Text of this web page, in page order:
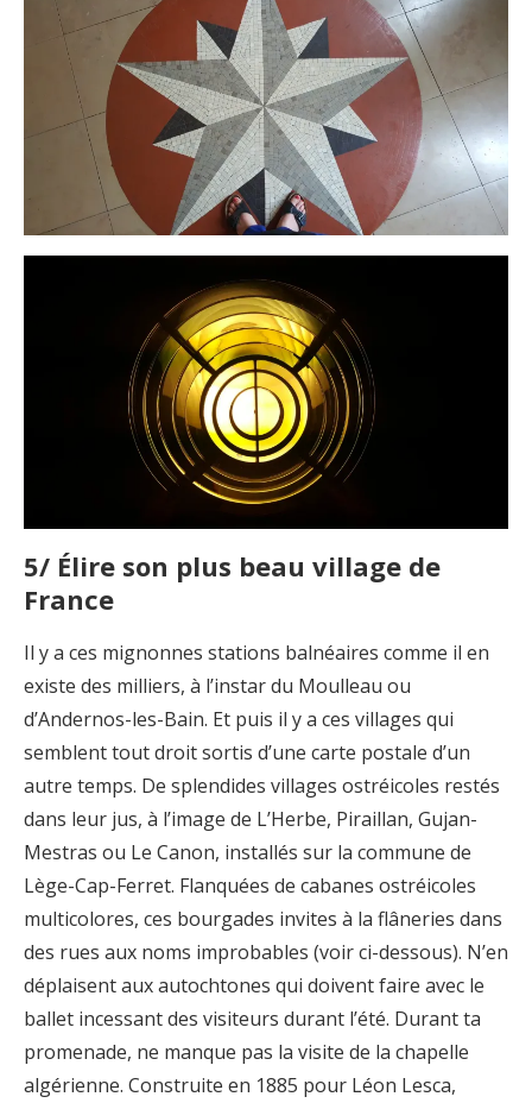
5/ Élire son plus beau village de
France
Il y a ces mignonnes stations balnéaires comme il en
existe des milliers, à l’instar du Moulleau ou
d’Andernos-les-Bain. Et puis il y a ces villages qui
semblent tout droit sortis d’une carte postale d’un
autre temps. De splendides villages ostréicoles restés
dans leur jus, à l’image de L’Herbe, Piraillan, Gujan-
Mestras ou Le Canon, installés sur la commune de
Lège-Cap-Ferret. Flanquées de cabanes ostréicoles
multicolores, ces bourgades invites à la flâneries dans
des rues aux noms improbables (voir ci-dessous). N’en
déplaisent aux autochtones qui doivent faire avec le
ballet incessant des visiteurs durant l’été. Durant ta
promenade, ne manque pas la visite de la chapelle
algérienne. Construite en 1885 pour Léon Lesca,